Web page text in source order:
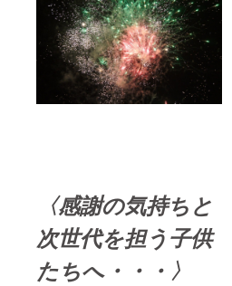
〈感謝の気持ちと
次世代を担う子供
たちへ・・・〉